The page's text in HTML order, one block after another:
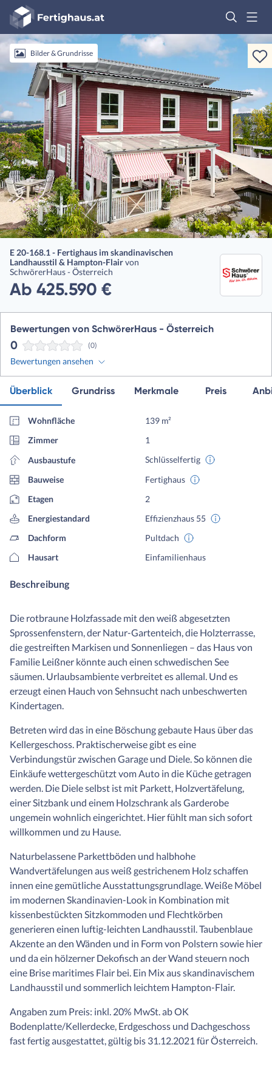
Fertighaus
Logo
AnmeldenBilder & Grundrisse
E 20-168.1 - Fertighaus im skandinavischen
Landhausstil & Hampton-Flairvon
SchwörerHaus - Österreich
Ab 425.590 €
Bewertungen von SchwörerHaus - Österreich
0 (0)
Bewertungen ansehen
Überblick Grundriss Merkmale Preis
Wohnfläche
139 m²
Zimmer
1
Ausbaustufe
Schlüsselfertig
Bauweise
Fertighaus
Etagen
2
Energiestandard
Effizienzhaus 55
Dachform
Pultdach
Hausart
Einfamilienhaus
Beschreibung
Die rotbraune Holzfassade mit den weiß abgesetzten
Sprossenfenstern, der Natur-Gartenteich, die Holzterrasse,
die gestreiften Markisen und Sonnenliegen – das Haus von
Familie Leißner könnte auch einen schwedischen See
säumen. Urlaubsambiente verbreitet es allemal. Und es
erzeugt einen Hauch von Sehnsucht nach unbeschwerten
Kindertagen.
Betreten wird das in eine Böschung gebaute Haus über das
Kellergeschoss. Praktischerweise gibt es eine
Verbindungstür zwischen Garage und Diele. So können die
Einkäufe wettergeschützt vom Auto in die Küche getragen
werden. Die Diele selbst ist mit Parkett, Holzvertäfelung,
einer Sitzbank und einem Holzschrank als Garderobe
ungemein wohnlich eingerichtet. Hier fühlt man sich sofort
willkommen und zu Hause.
Naturbelassene Parkettböden und halbhohe
Wandvertäfelungen aus weiß gestrichenem Holz schaffen
innen eine gemütliche Ausstattungsgrundlage. Weiße Möbel
im modernen Skandinavien-Look in Kombination mit
kissenbestückten Sitzkommoden und Flechtkörben
generieren einen luftig-leichten Landhausstil. Taubenblaue
Akzente an den Wänden und in Form von Polstern sowie hier
und da ein hölzerner Dekofisch an der Wand steuern noch
eine Brise maritimes Flair bei. Ein Mix aus skandinavischem
Landhausstil und sommerlich leichtem Hampton-Flair.
Angaben zum Preis: inkl. 20% MwSt. ab OK
Bodenplatte/Kellerdecke, Erdgeschoss und Dachgeschoss
fast fertig ausgestattet, gültig bis 31.12.2021 für Österreich.